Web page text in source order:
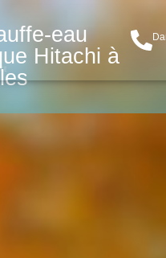
eau
Hitachi à